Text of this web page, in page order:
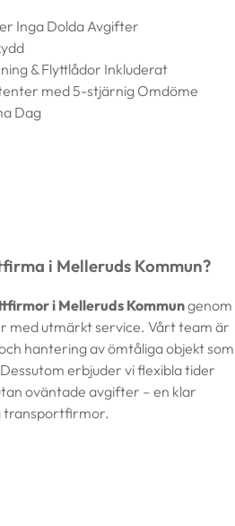
Inga Dolda Avgifter
& Flyttlådor Inkluderat
med 5-stjärnig Omdöme
Dag
i Melleruds Kommun?
i Melleruds Kommungenom
med utmärkt service. Vårt team är
hantering av ömtåliga objekt som
erbjuder vi flexibla tider
oväntade avgifter – en klar
transportfirmor.